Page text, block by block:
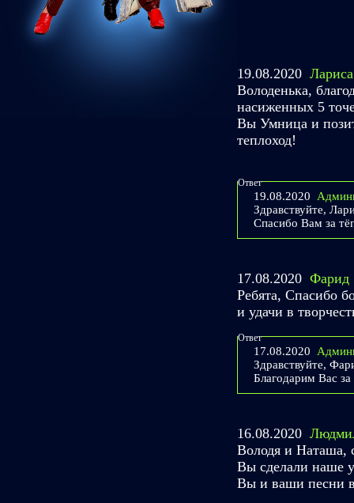
19.08.2020
Володенька,
насиженных 5
Вы Умница и
теплоход!
Ответ
19.08.2020
Здравствуйте,
Спасибо Вам за
17.08.2020 Фарид
Ребята, Спасибо
и удачи в
Ответ
17.08.2020
Здравствуйте,
Благодарим Вас
16.08.2020
Володя и Наташа,
Вы сделали наше
Вы и ваши песни